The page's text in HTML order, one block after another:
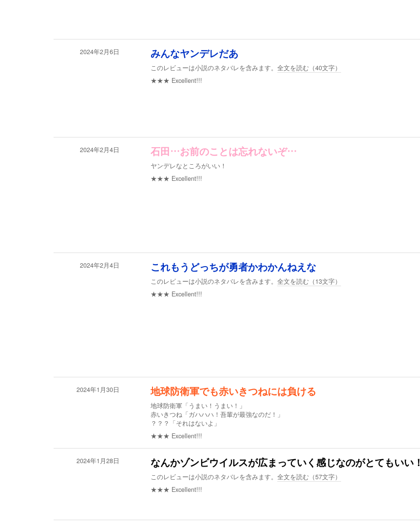
2024年2月6日 みんなヤンデレだあ
このレビューは小説のネタバレを含みます。 全文を読む（40文字）
★★★ Excellent!!!
2024年2月4日 石田…お前のことは忘れないぞ…
ヤンデレなところがいい！
★★★ Excellent!!!
2024年2月4日 これもうどっちが勇者かわかんねえな
このレビューは小説のネタバレを含みます。 全文を読む（13文字）
★★★ Excellent!!!
2024年1月30日 地球防衛軍でも赤いきつねには負ける
地球防衛軍「うまい！うまい！」
赤いきつね「ガハハハ！吾輩が最強なのだ！」
？？？「それはないよ」
★★★ Excellent!!!
2024年1月28日 なんかゾンビウイルスが広まっていく感じなのがとてもいい！
このレビューは小説のネタバレを含みます。 全文を読む（57文字）
★★★ Excellent!!!